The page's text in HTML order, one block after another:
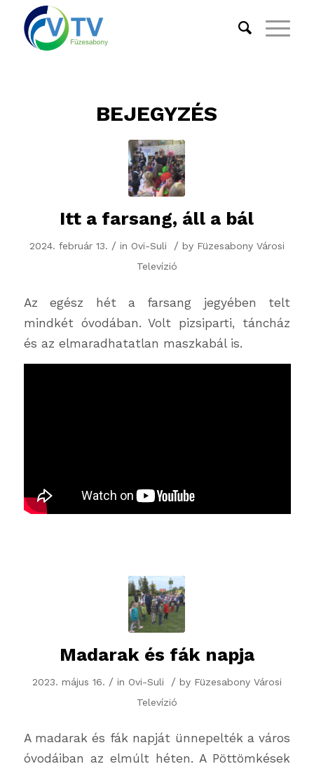
BEJEGYZÉS
Itt a farsang, áll a bál
2024. február 13. / in Ovi-Suli / by Füzesabony Városi
Televízió
Az egész hét a farsang jegyében telt
mindkét óvodában. Volt pizsiparti, táncház
és az elmaradhatatlan maszkabál is.
Madarak és fák napja
2023. május 16. / in Ovi-Suli / by Füzesabony Városi
Televízió
A madarak és fák napját ünnepelték a város
óvodáiban az elmúlt héten. A Pöttömkések